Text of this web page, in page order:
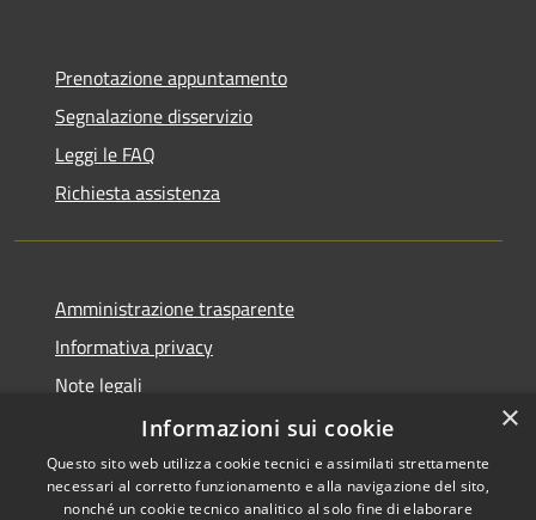
Prenotazione appuntamento
Segnalazione disservizio
Leggi le FAQ
Richiesta assistenza
Amministrazione trasparente
Informativa privacy
Note legali
Dichiarazione di accessibilità
×
Informazioni sui cookie
Questo sito web utilizza cookie tecnici e assimilati strettamente
necessari al corretto funzionamento e alla navigazione del sito,
nonché un cookie tecnico analitico al solo fine di elaborare